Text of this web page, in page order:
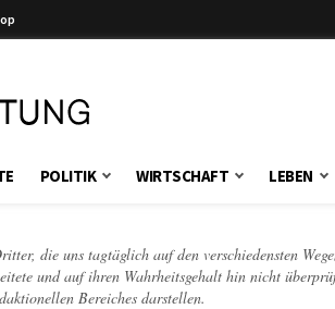
POLITIK WIRTSCHAFT LEBEN
die uns tagtäglich auf den verschiedensten
und auf ihren Wahrheitsgehalt hin nicht
Bereiches darstellen.